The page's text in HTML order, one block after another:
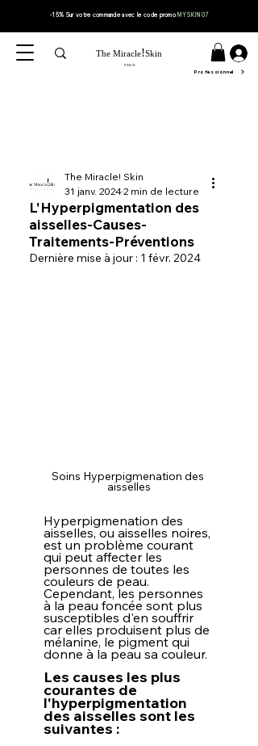
-15% Sur votrecommandeavec le code promoMYSKIN07
The Miracle!Skin
PARIS
Professionnel
L'Hyperpigmentation des
aisselles-Causes-
Traitements-Préventions
The Miracle! Skin
31 janv. 20242 min de lecture
Dernière mise à jour : 1 févr. 2024
Soins Hyperpigmenation des
aisselles
Hyperpigmenation des
aisselles, ou aisselles noires,
est un problème courant
qui peut affecter les
personnes de toutes les
couleurs de peau.
Cependant, les personnes
à la peau foncée sont plus
susceptibles d'en souffrir
car elles produisent plus de
mélanine, le pigment qui
donne à la peau sa couleur.
Les causes les plus
courantes de
l'hyperpigmentation
des aisselles sont les
suivantes :